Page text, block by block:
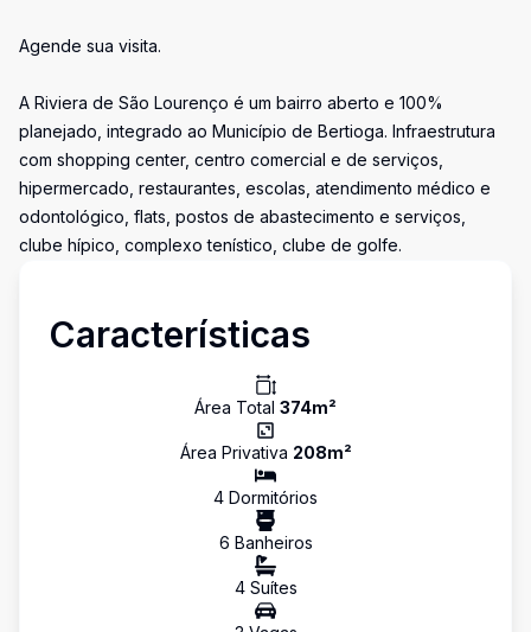
Agende sua visita.
A Riviera de São Lourenço é um bairro aberto e 100%
planejado, integrado ao Município de Bertioga. Infraestrutura
com shopping center, centro comercial e de serviços,
hipermercado, restaurantes, escolas, atendimento médico e
odontológico, flats, postos de abastecimento e serviços,
clube hípico, complexo tenístico, clube de golfe.
Características
Área Total 374m²
Área Privativa 208m²
4 Dormitórios
6 Banheiros
4Suítes